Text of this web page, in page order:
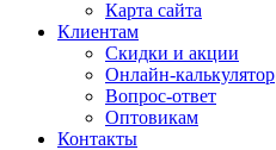
Карта сайта
Клиентам
Скидки и акции
Онлайн-калькулятор
Вопрос-ответ
Оптовикам
Контакты